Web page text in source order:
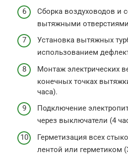
Сборка воздуховодов и
вытяжными
Установка вытяжных
использованием
Монтаж электрических
конечных точках
часа).
Подключение
через выключатели (4
Герметизация всех
лентой или герметиком